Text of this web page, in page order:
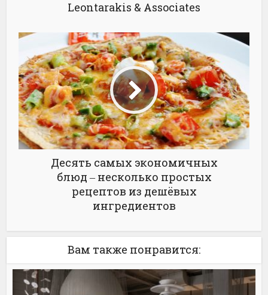
Leontarakis & Associates
Десять самых экономичных
блюд ‒ несколько простых
рецептов из дешёвых
ингредиентов
Вам также понравится: